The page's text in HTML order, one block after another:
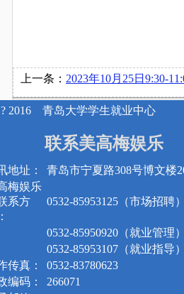
上一条： 2023年10月25日9:30-11:00 联勤保障部队在博文
? 2016 青岛大学学生就业中心
联系美高梅娱乐
地址：
青岛市宁夏路308号博文楼
梅娱乐
系方
0532-85953125（市场招聘
0532-85950920（就业管理
0532-85953107（就业指导
传真：
0532-83780623
编码：
266071